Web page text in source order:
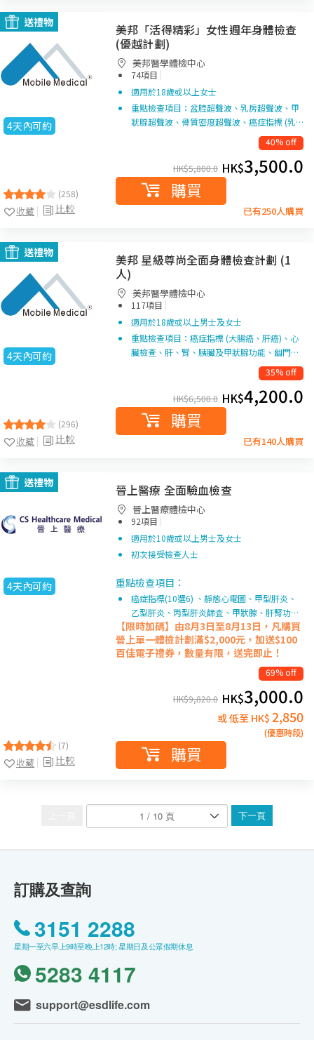
送禮物
4天內可約
(258)
比較
收藏
美邦「活得精彩」女性週年身體檢查
(優越計劃)
美邦醫學體檢中心
74項目 |
適用於18歲或以上女士
重點檢查項目：盆腔超聲波、乳房超聲波、甲
狀腺超聲波、骨質密度超聲波、癌症指標 (乳…
40% off
HK$5,800.0 HK$3,500.0
購買
已有250人購買
送禮物
4天內可約
(296)
比較
收藏
美邦 星級尊尚全面身體檢查計劃 (1
人)
美邦醫學體檢中心
117項目 |
適用於18歲或以上男士及女士
重點檢查項目：癌症指標 (大腸癌、肝癌)、心
臟檢查、肝、腎、胰臟及甲狀腺功能、幽門…
35% off
HK$6,500.0 HK$4,200.0
購買
已有140人購買
送禮物
4天內可約
(7)
比較
收藏
晉上醫療 全面驗血檢查
晉上醫療體檢中心
92項目 |
適用於10歲或以上男士及女士
初次接受檢查人士
重點檢查項目：
癌症指標(10選6) 、靜態心電圖、甲型肝炎、
乙型肝炎、丙型肝炎篩査、甲狀腺、肝腎功…
【限時加碼】由8月3日至8月13日，凡購買
晉上單一體檢計劃滿$2,000元，加送$100
百佳電子禮券，數量有限，送完即止！
69% off
HK$9,820.0 HK$3,000.0
或 低至 HK$ 2,850
(優惠時段)
購買
下一頁
訂購及查詢
3151 2288
星期一至六早上9時至晚上12時; 星期日及公眾假期休息
5283 4117
support@esdlife.com